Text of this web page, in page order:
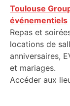
Toulouse
événementiels
Repas et
locations de
anniversaires,
et mariages.
Accéder aux